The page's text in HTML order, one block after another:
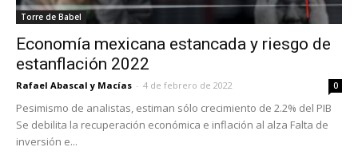
Torre de Babel
Economía mexicana estancada y riesgo de
estanflación 2022
Rafael Abascal y Macías - 4 de febrero de 2022 0
Pesimismo de analistas, estiman sólo crecimiento de 2.2% del PIB
Se debilita la recuperación económica e inflación al alza Falta de
inversión e...